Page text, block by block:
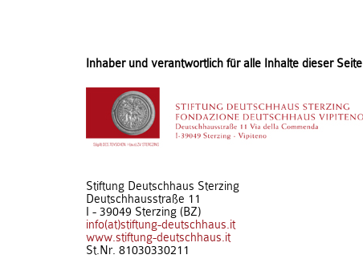
Inhaber und verantwortlich für alle Inhalte dieser Seite
Stiftung Deutschhaus Sterzing
Deutschhausstraße 11
I - 39049 Sterzing (BZ)
info(at)stiftung-deutschhaus.it
www.stiftung-deutschhaus.it
St.Nr. 81030330211